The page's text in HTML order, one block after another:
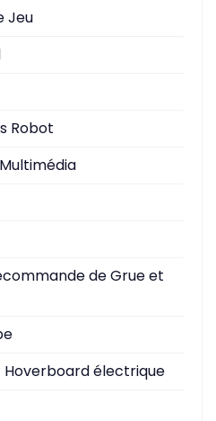
Jeu
Robot
de Grue et
électrique